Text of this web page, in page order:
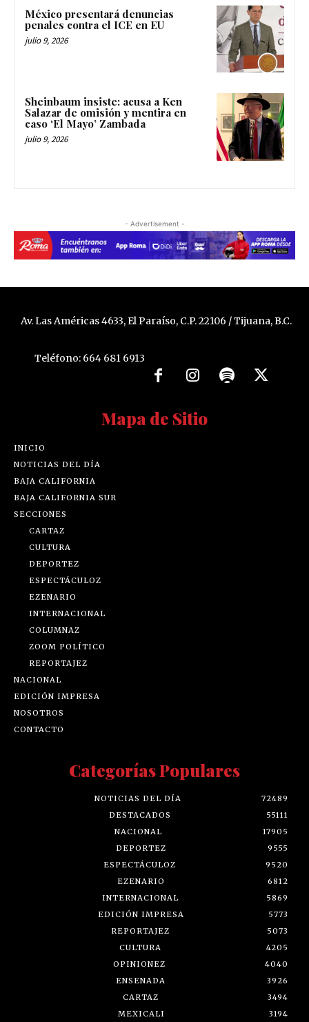
México presentará denuncias
penales contra el ICE en EU
julio 9, 2026
Sheinbaum insiste: acusa a Ken
Salazar de omisión y mentira en
caso ‘El Mayo’ Zambada
julio 9, 2026
- Advertisement -
Av. Las Américas 4633, El Paraíso, C.P. 22106 / Tijuana, B.C.
Teléfono: 664 681 6913
Mapa de Sitio
INICIO
NOTICIAS DEL DÍA
BAJA CALIFORNIA
BAJA CALIFORNIA SUR
SECCIONES
CARTAZ
CULTURA
DEPORTEZ
ESPECTÁCULOZ
EZENARIO
INTERNACIONAL
COLUMNAZ
ZOOM POLÍTICO
REPORTAJEZ
NACIONAL
EDICIÓN IMPRESA
NOSOTROS
CONTACTO
Categorías Populares
NOTICIAS DEL DÍA
72489
DESTACADOS
55111
NACIONAL
17905
DEPORTEZ
9555
ESPECTÁCULOZ
9520
EZENARIO
6812
INTERNACIONAL
5869
EDICIÓN IMPRESA
5773
REPORTAJEZ
5073
CULTURA
4205
OPINIONEZ
4040
ENSENADA
3926
CARTAZ
3494
MEXICALI
3194